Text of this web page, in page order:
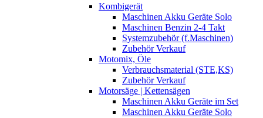
Kombigerät
Maschinen Akku Geräte Solo
Maschinen Benzin 2-4 Takt
Systemzubehör (f.Maschinen)
Zubehör Verkauf
Motomix, Öle
Verbrauchsmaterial (STE,KS)
Zubehör Verkauf
Motorsäge | Kettensägen
Maschinen Akku Geräte im Set
Maschinen Akku Geräte Solo